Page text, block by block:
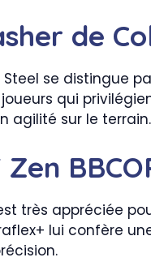
de
Steel se distingue
qui
agilité sur le terrain.
très appréciée
lui confère